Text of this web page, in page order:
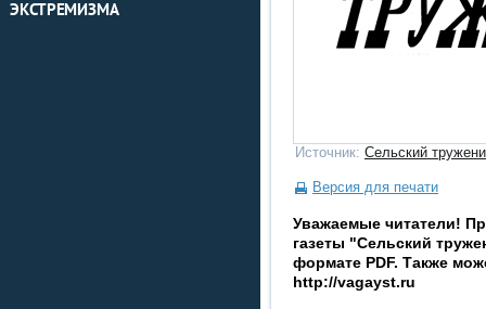
ЭКСТРЕМИЗМА
Источник: Сельский
Версия для печати
Уважаемые читатели!
газеты "Сельский
формате PDF. Также
http://vagayst.ru